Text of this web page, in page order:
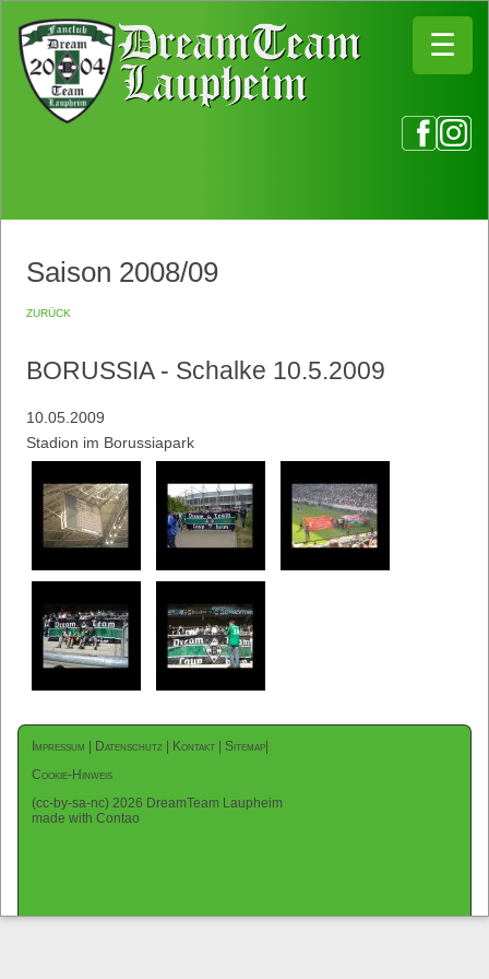
☰
☰
Saison 2008/09
zurück
BORUSSIA - Schalke 10.5.2009
10.05.2009
Stadion im Borussiapark
Impressum Datenschutz Kontakt Sitemap
Cookie-Hinweis
(cc-by-sa-nc) 2026 DreamTeam Laupheim
made with Contao